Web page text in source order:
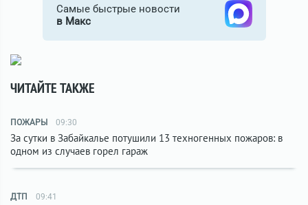
Самые быстрые новости
в Макс
ЧИТАЙТЕ ТАКЖЕ
ПОЖАРЫ 09:30
За сутки в Забайкалье потушили 13 техногенных пожаров: в
одном из случаев горел гараж
ДТП 09:41